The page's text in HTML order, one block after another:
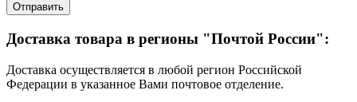
Отправить
Доставка товара в регионы "Почтой России":
Доставка осуществляется в любой регион Российской
Федерации в указанное Вами почтовое отделение.